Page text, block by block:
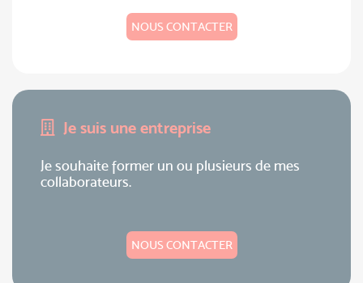
NOUS CONTACTER
Je suis une entreprise
Je souhaite former un ou plusieurs de mes
collaborateurs.
NOUS CONTACTER